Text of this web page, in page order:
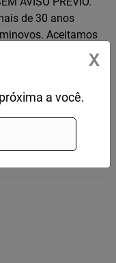
de 30 anos
Aceitamos
conosco. ConsulteX
a você.